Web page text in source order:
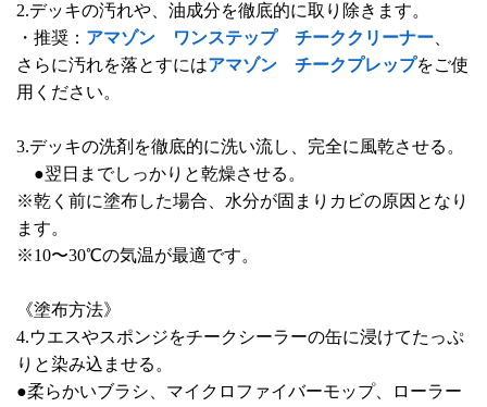
2.デッキの汚れや、油成分を徹底的に取り除きます。
・推奨： アマゾン ワンステップ チーククリーナー
さらに汚れを落とすにはアマゾン チークプレップをご使
用ください。
3.デッキの洗剤を徹底的に洗い流し、完全に風乾させる。
●翌日までしっかりと乾燥させる。
※乾く前に塗布した場合、水分が固まりカビの原因となり
ます。
※10〜30℃の気温が最適です。
《塗布方法》
4.ウエスやスポンジをチークシーラーの缶に浸けてたっぷ
りと染み込ませる。
●柔らかいブラシ、マイクロファイバーモップ、ローラー